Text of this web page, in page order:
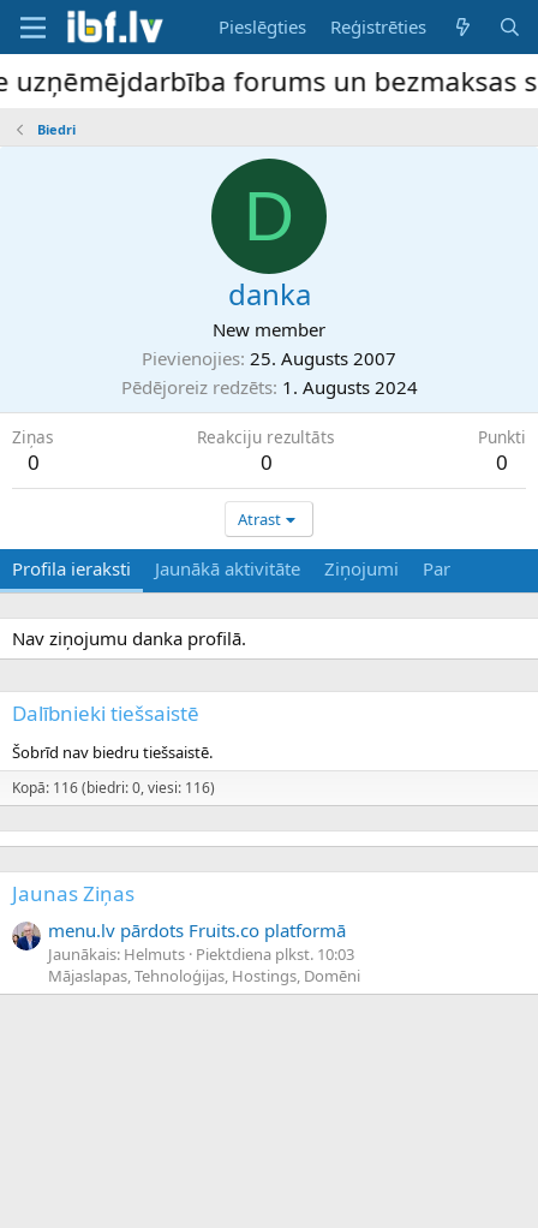
Pieslēgties Reģistrēties
forums un bezmaksas
Biedri
D
danka
New member
Pievienojies 25. Augusts 2007
Pēdējoreiz redzēts 1. Augusts 2024
Ziņas
0
Reakciju rezultāts
0
Punkti
0
Atrast
Profila ieraksti Jaunākā aktivitāte Ziņojumi Par
Nav ziņojumu danka profilā.
Dalībnieki tiešsaistē
Šobrīd nav biedru tiešsaistē.
Kopā: 116 (biedri: 0, viesi: 116)
Jaunas Ziņas
menu.lv pārdots Fruits.co platformā
Jaunākais: Helmuts Piektdiena plkst. 10:03
Mājaslapas, Tehnoloģijas, Hostings, Domēni